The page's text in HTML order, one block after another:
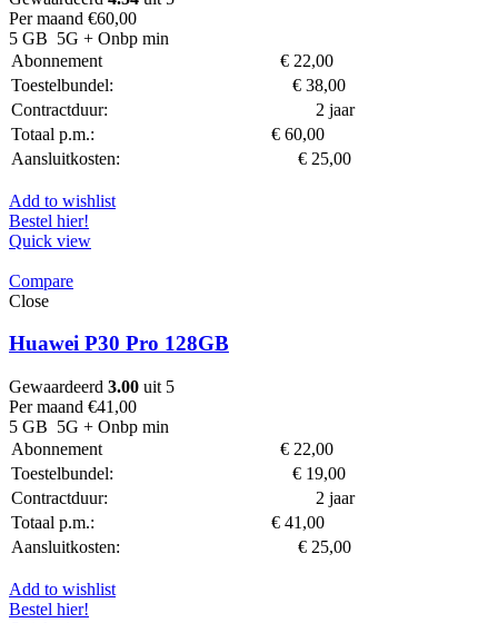
Per maand €60,00
5 GB 5G + Onbp min
Abonnement
€ 22,00
Toestelbundel:
€ 38,00
Contractduur:
2 jaar
Totaal p.m.:
€ 60,00
Aansluitkosten:
€ 25,00
Add to wishlist
Bestel hier!
Quick view
Compare
Close
Huawei P30 Pro 128GB
Gewaardeerd 3.00 uit 5
Per maand €41,00
5 GB 5G + Onbp min
Abonnement
€ 22,00
Toestelbundel:
€ 19,00
Contractduur:
2 jaar
Totaal p.m.:
€ 41,00
Aansluitkosten:
€ 25,00
Add to wishlist
Bestel hier!